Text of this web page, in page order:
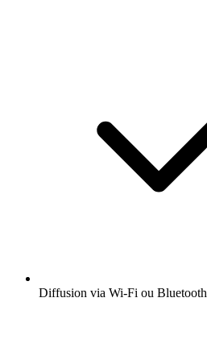
Diffusion via Wi-Fi ou Bluetooth